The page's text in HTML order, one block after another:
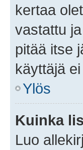
kertaa
vastattu
pitää itse
käyttäjä
Ylös
Kuinka
Luo